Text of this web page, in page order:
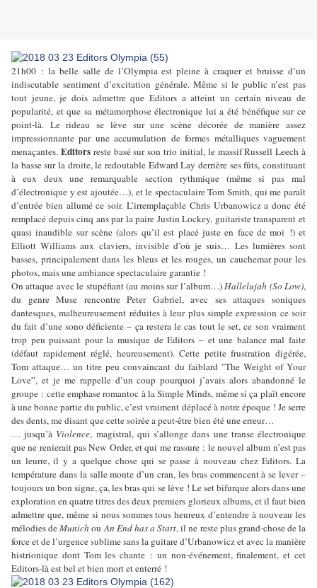
21h00 : la belle salle de l’Olympia est pleine à craquer et bruisse d’un
indiscutable sentiment d’excitation générale. Même si le public n’est pas
tout jeune, je dois admettre que Editors a atteint un certain niveau de
popularité, et que sa métamorphose électronique lui a été bénéfique sur ce
point-là. Le rideau se lève sur une scène décorée de manière assez
impressionnante par une accumulation de formes métalliques vaguement
menaçantes. Editorsreste basé sur son trio initial, le massif Russell Leech à
la basse sur la droite, le redoutable Edward Lay derrière ses fûts, constituant
à eux deux une remarquable section rythmique (même si pas mal
d’électronique y est ajoutée…), et le spectaculaire Tom Smith, qui me paraît
d’entrée bien allumé ce soir. L’irremplaçable Chris Urbanowicz a donc été
remplacé depuis cinq ans par la paire Justin Lockey, guitariste transparent et
quasi inaudible sur scène (alors qu’il est placé juste en face de moi !) et
Elliott Williams aux claviers, invisible d’où je suis… Les lumières sont
basses, principalement dans les bleus et les rouges, un cauchemar pour les
photos, mais une ambiance spectaculaire garantie !
On attaque avec le stupéfiant (au moins sur l’album…)Hallelujah (So Low),
du genre Muse rencontre Peter Gabriel, avec ses attaques soniques
dantesques, malheureusement réduites à leur plus simple expression ce soir
du fait d’une sono déficiente – ça restera le cas tout le set, ce son vraiment
trop peu puissant pour la musique de Editors – et une balance mal faite
(défaut rapidement réglé, heureusement). Cette petite frustration digérée,
Tom attaque… un titre peu convaincant du faiblard "The Weight of Your
Love”, et je me rappelle d’un coup pourquoi j’avais alors abandonné le
groupe : cette emphase romantoc à la Simple Minds, même si ça plaît encore
à une bonne partie du public, c’est vraiment déplacé à notre époque ! Je serre
des dents, me disant que cette soirée a peut-être bien été une erreur…
… jusqu’à Violence, magistral, qui s’allonge dans une transe électronique
que ne renierait pas New Order, et qui me rassure : le nouvel album n’est pas
un leurre, il y a quelque chose qui se passe à nouveau chez Editors. La
température dans la salle monte d’un cran, les bras commencent à se lever –
toujours un bon signe, ça, les bras qui se lève ! Le set bifurque alors dans une
exploration en quatre titres des deux premiers glorieux albums, et il faut bien
admettre que, même si nous sommes tous heureux d’entendre à nouveau les
mélodies deMunich ouAn End has a Start, il ne reste plus grand-chose de la
force et de l’urgence sublime sans la guitare d’Urbanowicz et avec la manière
histrionique dont Tom les chante : un non-événement, finalement, et cet
Editors-là est bel et bien mort et enterré !